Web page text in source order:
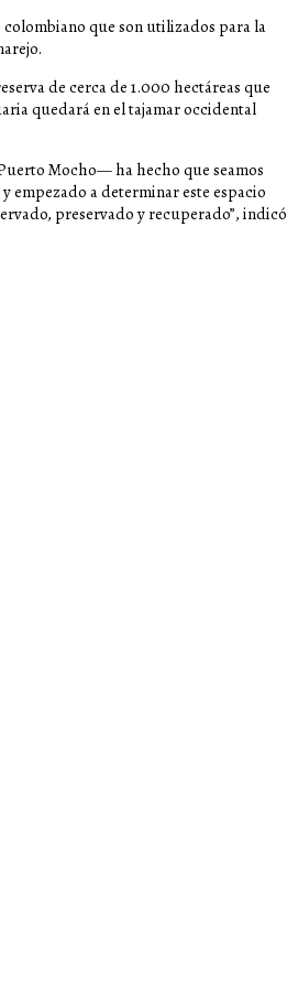
colombiano que son utilizados para la
de cerca de 1.000 hectáreas que
quedará en el tajamar occidental
Mocho— ha hecho que seamos
empezado a determinar este espacio
preservado y recuperado”, indicó